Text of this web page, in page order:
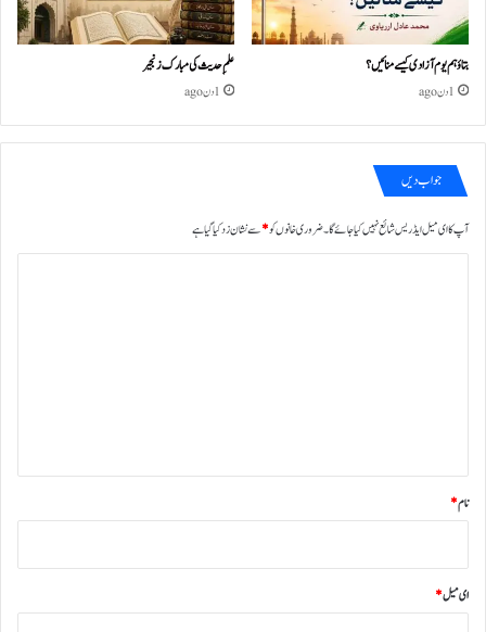
بتاؤ ہم یوم آزادی کیسے منائیں؟
1 دن ago
علمِ حدیث کی مبارک زنجیر
1 دن ago
جواب دیں
آپ کا ای میل ایڈریس شائع نہیں کیا جائے گا۔ضروری خانوں کو*سے نشان زد کیا گیا ہے
نام*
ای میل*